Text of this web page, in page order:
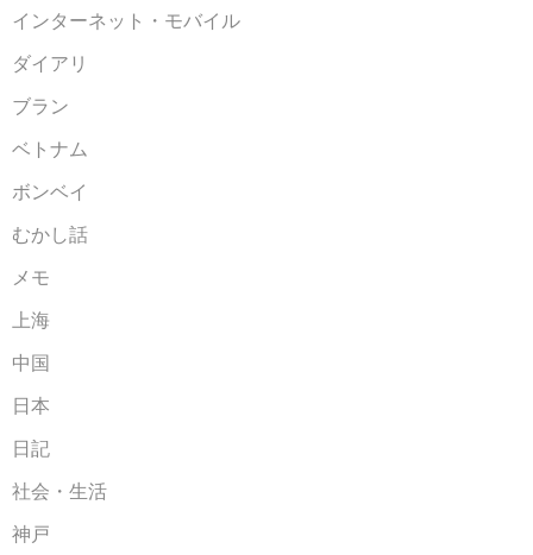
インターネット・モバイル
ダイアリ
ブラン
ベトナム
ボンベイ
むかし話
メモ
上海
中国
日本
日記
社会・生活
神戸